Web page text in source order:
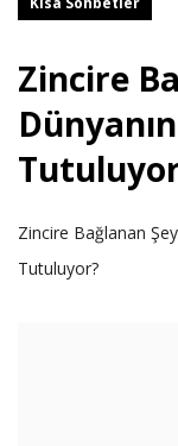
Zincire
Zincire Bağlanan
Tutuluyor?